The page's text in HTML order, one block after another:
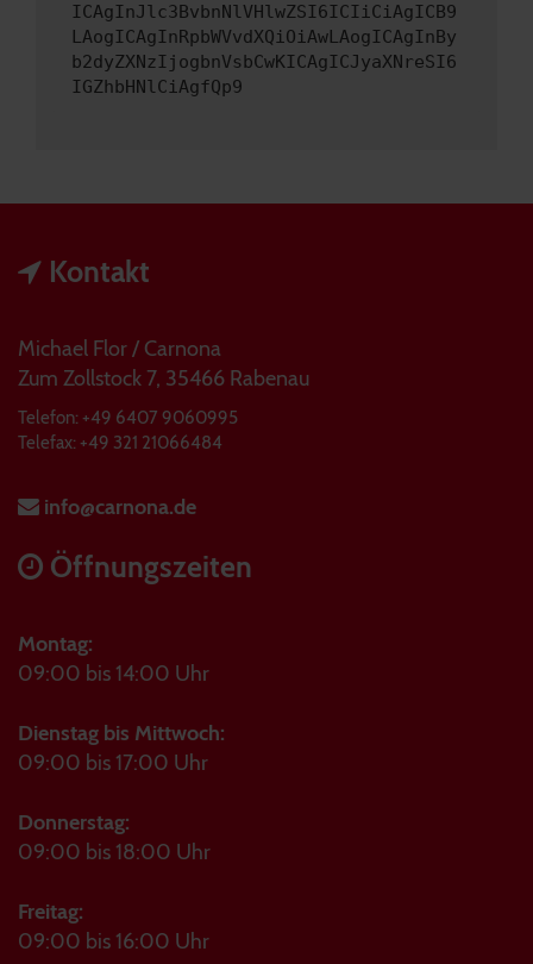
ICAgInJlc3BvbnNlVHlwZSI6ICIiCiAgICB9
LAogICAgInRpbWVvdXQiOiAwLAogICAgInBy
b2dyZXNzIjogbnVsbCwKICAgICJyaXNreSI6
IGZhbHNlCiAgfQp9
Kontakt
Michael Flor / Carnona
Zum Zollstock 7, 35466 Rabenau
Telefon: +49 6407 9060995
Telefax: +49 321 21066484
info@carnona.de
Öffnungszeiten
Montag:
09:00 bis 14:00 Uhr
Dienstag bis Mittwoch:
09:00 bis 17:00 Uhr
Donnerstag:
09:00 bis 18:00 Uhr
Freitag:
09:00 bis 16:00 Uhr